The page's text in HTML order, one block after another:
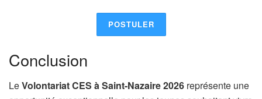
POSTULER
Conclusion
LeVolontariat CES à Saint-Nazaire 2026 représente une